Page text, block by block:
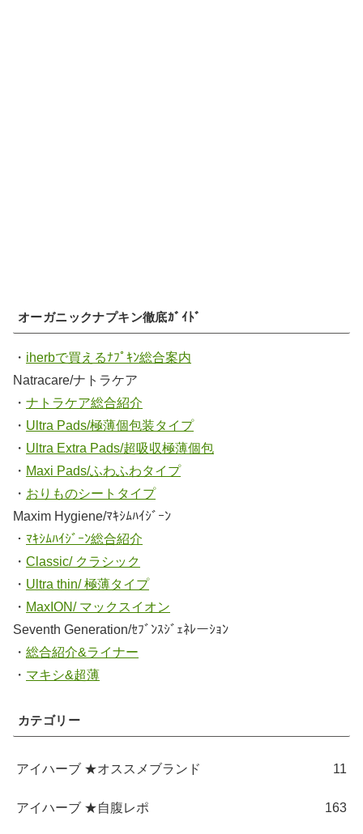
オーガニックナプキン徹底ｶﾞｲﾄﾞ
・ iherbで買えるﾅﾌﾟｷﾝ総合案内
Natracare/ナトラケア
・ ナトラケア総合紹介
・ Ultra Pads/極薄個包装タイプ
・ Ultra Extra Pads/超吸収極薄個包
・ Maxi Pads/ふわふわタイプ
・ おりものシートタイプ
Maxim Hygiene/ﾏｷｼﾑﾊｲｼﾞｰﾝ
・ ﾏｷｼﾑﾊｲｼﾞｰﾝ総合紹介
・ Classic/ クラシック
・ Ultra thin/ 極薄タイプ
・ MaxION/ マックスイオン
Seventh Generation/ｾﾌﾞﾝｽｼﾞｪﾈﾚーｼｮﾝ
・ 総合紹介&ライナー
・ マキシ&超薄
カテゴリー
アイハーブ ★オススメブランド 11
アイハーブ ★自腹レポ 163